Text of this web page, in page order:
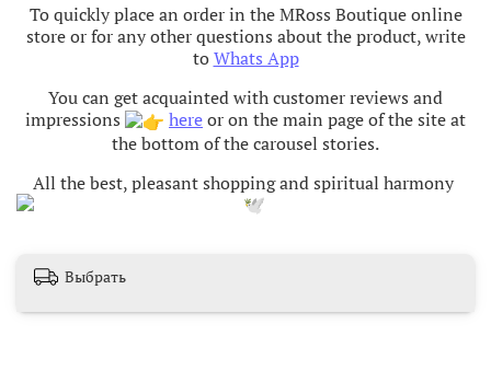
To quickly place an order in the MRoss Boutique online
store or for any other questions about the product, write
to Whats App
You can get acquainted with customer reviews and
impressions
hereor on the main page of the site at
the bottom of the carousel stories.
All the best, pleasant shopping and spiritual harmony
Выбрать